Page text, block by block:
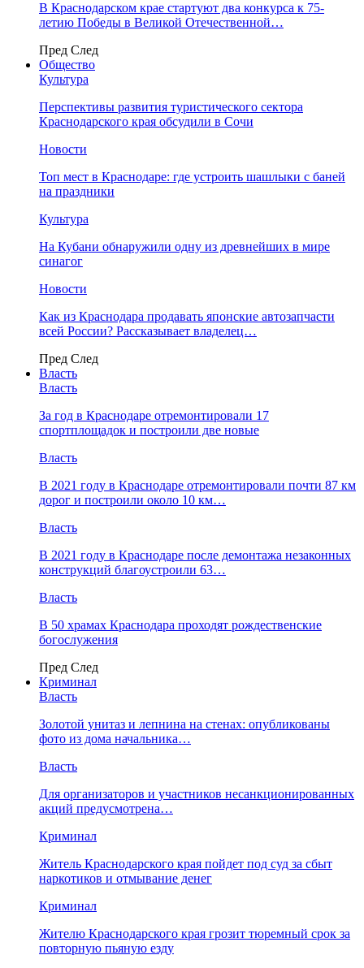
В Краснодарском крае стартуют два конкурса к 75-
летию Победы в Великой Отечественной…
Пред След
Общество
Культура
Перспективы развития туристического сектора
Краснодарского края обсудили в Сочи
Новости
Топ мест в Краснодаре: где устроить шашлыки с баней
на праздники
Культура
На Кубани обнаружили одну из древнейших в мире
синагог
Новости
Как из Краснодара продавать японские автозапчасти
всей России? Рассказывает владелец…
Пред След
Власть
Власть
За год в Краснодаре отремонтировали 17
спортплощадок и построили две новые
Власть
В 2021 году в Краснодаре отремонтировали почти 87 км
дорог и построили около 10 км…
Власть
В 2021 году в Краснодаре после демонтажа незаконных
конструкций благоустроили 63…
Власть
В 50 храмах Краснодара проходят рождественские
богослужения
Пред След
Криминал
Власть
​Золотой унитаз и лепнина на стенах: опубликованы
фото из дома начальника…
Власть
Для организаторов и участников несанкционированных
акций предусмотрена…
Криминал
Житель Краснодарского края пойдет под суд за сбыт
наркотиков и отмывание денег
Криминал
Жителю Краснодарского края грозит тюремный срок за
повторную пьяную езду